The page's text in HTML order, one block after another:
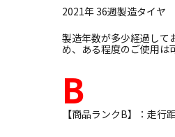
2021年 36週製造タイヤ
製造年数が多少経過して
め、ある程度のご使用は
B
【商品ランクB】：走